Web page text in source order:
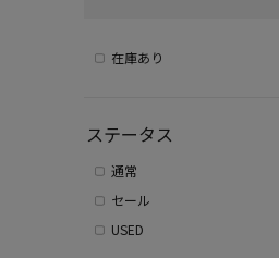
在庫あり
ステータス
通常
セール
USED